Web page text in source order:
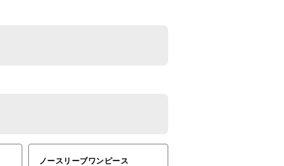
ノースリーブワンピース